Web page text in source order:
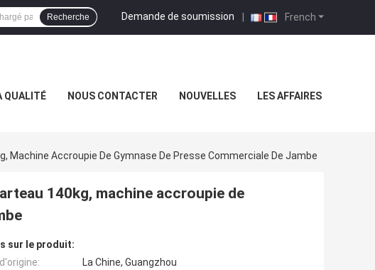
French
Demande de soumission |
Recherche
QUALITÉ NOUS CONTACTER NOUVELLES LES AFFAIRES
Machine Accroupie De Gymnase De Presse Commerciale De Jambe
140kg, machine accroupie de
sur le produit:
La Chine, Guangzhou